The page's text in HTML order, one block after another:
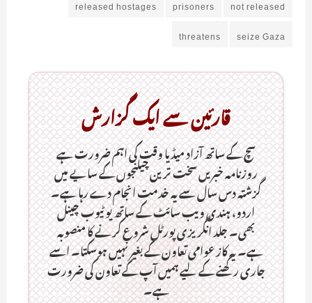
seize Gaza
threatens
قارئین سے ایک گزارش
سچ کے ساتھ آزاد میڈیا وقت کی اہم ضرورت ہےـ
روزنامہ خبریں سخت ترین چیلنجوں کے سایے میں
گزشتہ دس سال سے یہ خدمت انجام دے رہا ہے۔
اردو، ہندی ویب سائٹ کے ساتھ یو ٹیوب چینل
بھی۔ جلد انگریزی پورٹل شروع کرنے کا منصوبہ
ہے۔ یہ کاز عوامی تعاون کے بغیر نہیں ہوسکتا۔ اسے
جاری رکھنے کے لیے ہمیں آپ کے تعاون کی ضرورت
ہے۔